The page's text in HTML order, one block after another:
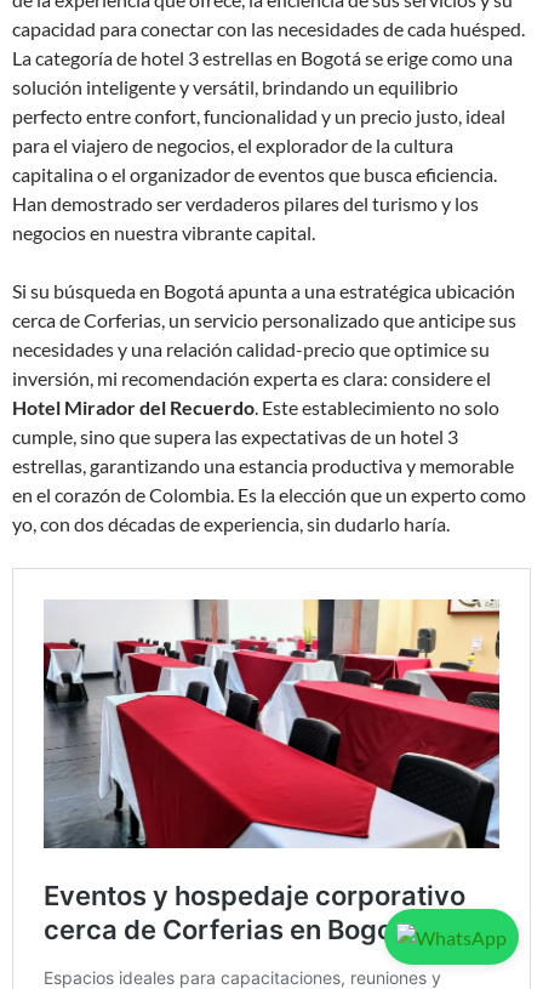
capacidad para conectar con las necesidades de cada huésped.
La categoría de hotel 3 estrellas en Bogotá se erige como una
solución inteligente y versátil, brindando un equilibrio
perfecto entre confort, funcionalidad y un precio justo, ideal
para el viajero de negocios, el explorador de la cultura
capitalina o el organizador de eventos que busca eficiencia.
Han demostrado ser verdaderos pilares del turismo y los
negocios en nuestra vibrante capital.
Si su búsqueda en Bogotá apunta a una estratégica ubicación
cerca de Corferias, un servicio personalizado que anticipe sus
necesidades y una relación calidad-precio que optimice su
inversión, mi recomendación experta es clara: considere el
Hotel Mirador del Recuerdo. Este establecimiento no solo
cumple, sino que supera las expectativas de un hotel 3
estrellas, garantizando una estancia productiva y memorable
en el corazón de Colombia. Es la elección que un experto como
yo, con dos décadas de experiencia, sin dudarlo haría.